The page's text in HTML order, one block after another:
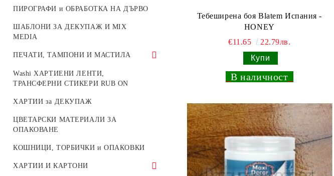
МАРТЕНИЦИ
ДЪРВЕНИ МИНИ МЕБЕЛИ ЗА
КУКЛИ
ПИРОГРАФИ и ОБРАБОТКА НА ДЪРВО
ШАБЛОНИ ЗА ДЕКУПАЖ И MIX
MEDIA
ПЕЧАТИ, ТАМПОНИ И МАСТИЛА
МАСТИЛА И ПИГМЕНТНИ
ТАМПОНИ
СИЛИКОНОВИ ПЕЧАТИ
Washi ХАРТИЕНИ ЛЕНТИ,
ТРАНСФЕРНИ СТИКЕРИ RUB ON
ХАРТИИ за ДЕКУПАЖ
ЦВЕТАРСКИ МАТЕРИАЛИ ЗА
ОПАКОВАНЕ
КОШНИЦИ, ТОРБИЧКИ и ОПАКОВКИ
ХАРТИИ И КАРТОНИ
Тебеширена боя Blatem Испания -
HONEY
€11.65
22.79лв.
_В наличност